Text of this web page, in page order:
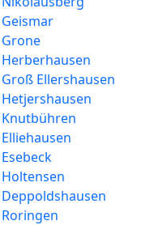
Ellershausen